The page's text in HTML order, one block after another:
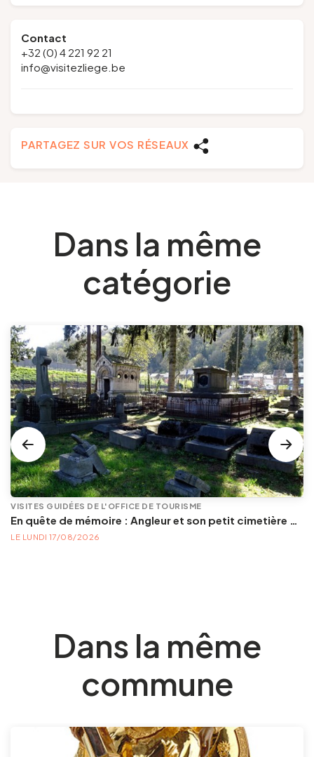
Contact
+32 (0) 4 221 92 21
info@visitezliege.be
PARTAGEZ SUR VOS RÉSEAUX
Dans la même
catégorie
VISITES GUIDÉES DE L'OFFICE DE TOURISME
En quête de mémoire : Angleur et son petit cimetière de la Diguette, promenade certes mortelle, mais bien vivante
LE LUNDI 17/08/2026
Dans la même
commune